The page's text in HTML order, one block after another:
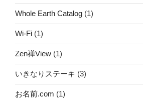
Whole Earth Catalog (1)
Wi-Fi (1)
Zen禅View (1)
いきなりステーキ (3)
お名前.com (1)